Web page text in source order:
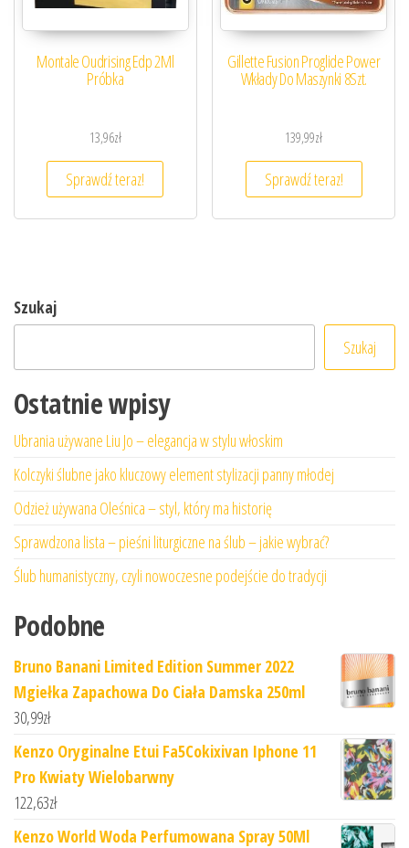
Montale Oudrising Edp 2Ml
Próbka
13,96zł
Sprawdź teraz!
Gillette Fusion Proglide Power
Wkłady Do Maszynki 8Szt.
139,99zł
Sprawdź teraz!
Szukaj
Szukaj
Ostatnie wpisy
Ubrania używane Liu Jo – elegancja w stylu włoskim
Kolczyki ślubne jako kluczowy element stylizacji panny młodej
Odzież używana Oleśnica – styl, który ma historię
Sprawdzona lista – pieśni liturgiczne na ślub – jakie wybrać?
Ślub humanistyczny, czyli nowoczesne podejście do tradycji
Podobne
Bruno Banani Limited Edition Summer 2022
Mgiełka Zapachowa Do Ciała Damska 250ml
30,99zł
Kenzo Oryginalne Etui Fa5Cokixivan Iphone 11
Pro Kwiaty Wielobarwny
122,63zł
Kenzo World Woda Perfumowana Spray 50Ml